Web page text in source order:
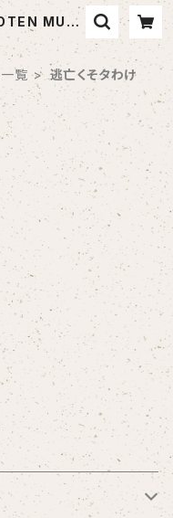
MUSI
ップ)
覧 逃亡くそタわけ